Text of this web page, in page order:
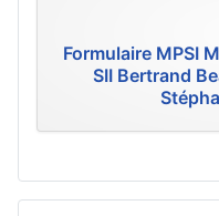
Formulaire MPSI
SII Bertrand